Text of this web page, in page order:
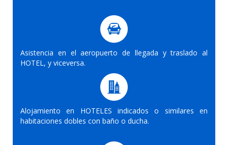
Asistencia en el aeropuerto de llegada y traslado al
HOTEL, y viceversa.
Alojamiento en HOTELES indicados o similares en
habitaciones dobles con baño o ducha.